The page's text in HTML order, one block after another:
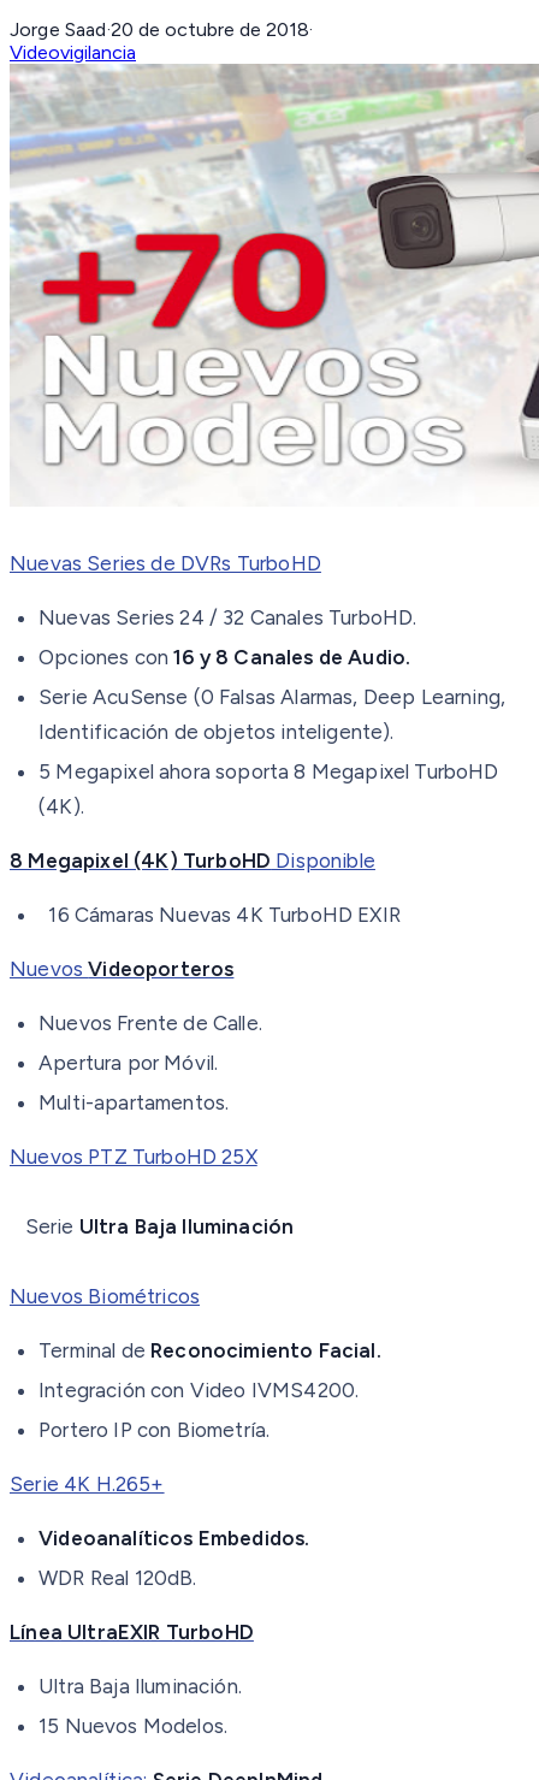
Jorge Saad·20 de octubre de 2018·
Videovigilancia
Nuevas Series de DVRs TurboHD
Nuevas Series 24 / 32 Canales TurboHD.
Opciones con16 y 8 Canales de Audio.
Serie AcuSense (0 Falsas Alarmas, Deep Learning,
Identificación de objetos inteligente).
5 Megapixel ahora soporta 8 Megapixel TurboHD
(4K).
8 Megapixel (4K) TurboHD Disponible
16 Cámaras Nuevas 4K TurboHD EXIR
NuevosVideoporteros
Nuevos Frente de Calle.
Apertura por Móvil.
Multi-apartamentos.
Nuevos PTZ TurboHD 25X
Serie Ultra Baja Iluminación
Nuevos Biométricos
Terminal de Reconocimiento Facial.
Integración con Video IVMS4200.
Portero IP con Biometría.
Serie 4K H.265+
Videoanalíticos Embedidos.
WDR Real 120dB.
Línea UltraEXIR TurboHD
Ultra Baja Iluminación.
15 Nuevos Modelos.